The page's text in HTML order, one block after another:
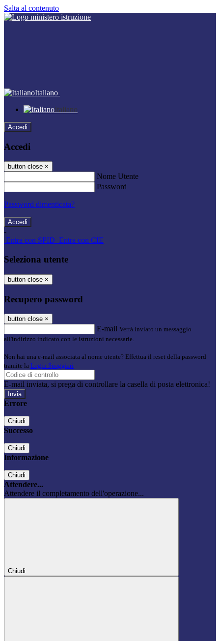
Salta al contenuto
Italiano
Italiano
Accedi
Accedi
button close ×
Nome Utente
Password
Password dimenticata?
-
Entra con SPID Entra con CIE
Seleziona utente
button close ×
Recupero password
button close ×
E-mail Verrà inviato un messaggio
all'indirizzo indicato con le istruzioni necessarie.
Non hai una e-mail associata al nome utente? Effettua il reset della password
tramite la Login Spaggiari
E-mail inviata, si prega di controllare la casella di posta elettronica!
Errore
Chiudi
Successo
Chiudi
Informazione
Chiudi
Attendere...
Attendere il completamento dell'operazione...
Chiudi